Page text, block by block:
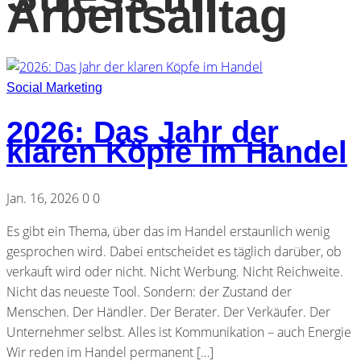
Arbeitsalltag
Social Marketing
2026: Das Jahr der
klaren Köpfe im Handel
Jan. 16, 2026 0 0
Es gibt ein Thema, über das im Handel erstaunlich wenig
gesprochen wird. Dabei entscheidet es täglich darüber, ob
verkauft wird oder nicht. Nicht Werbung. Nicht Reichweite.
Nicht das neueste Tool. Sondern: der Zustand der
Menschen. Der Händler. Der Berater. Der Verkäufer. Der
Unternehmer selbst. Alles ist Kommunikation – auch Energie
Wir reden im Handel permanent […]